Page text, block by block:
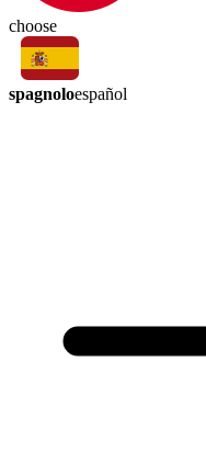
choose
spagnoloespañol